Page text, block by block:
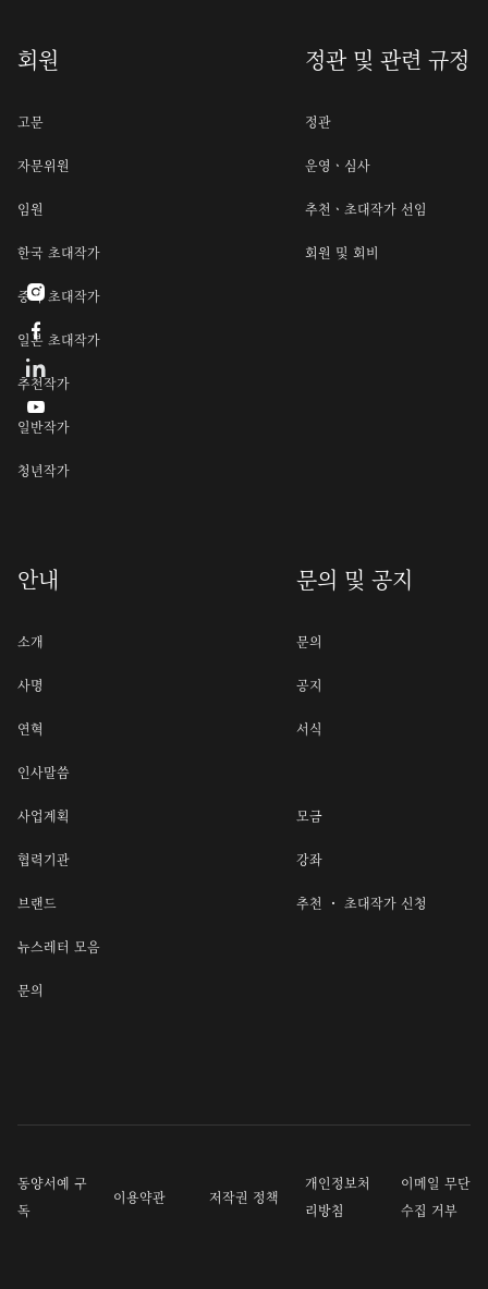
회원
고문
자문위원
임원
한국 초대작가
중국 초대작가
일본 초대작가
추천작가
일반작가
청년작가
정관 및 관련 규정
정관
운영ㆍ심사
추천ㆍ초대작가 선임
회원 및 회비
안내
소개
사명
연혁
인사말씀
사업계획
협력기관
브랜드
뉴스레터 모음
문의
문의 및 공지
문의
공지
서식
모금
강좌
추천 ・ 초대작가 신청
동양서예 구
독
이용약관 저작권 정책
개인정보처
리방침
이메일 무단
수집 거부


